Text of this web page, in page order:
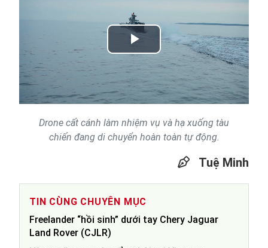
Play
Video
Drone cất cánh làm nhiệm vụ và hạ xuống tàu
chiến đang di chuyển hoàn toàn tự động.
Tuệ Minh
TIN CÙNG CHUYÊN MỤC
Freelander “hồi sinh” dưới tay Chery Jaguar
Land Rover (CJLR)